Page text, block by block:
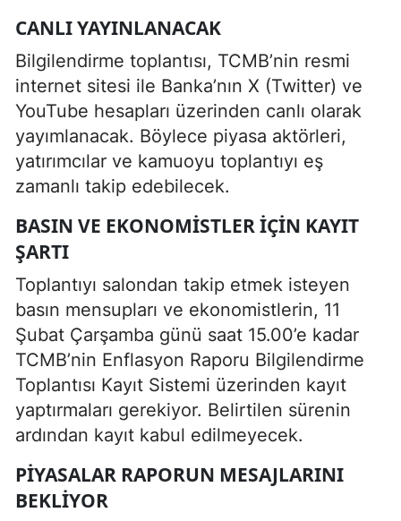
CANLI YAYINLANACAK
Bilgilendirme toplantısı, TCMB’nin resmi
internet sitesi ile Banka’nın X (Twitter) ve
YouTube hesapları üzerinden canlı olarak
yayımlanacak. Böylece piyasa aktörleri,
yatırımcılar ve kamuoyu toplantıyı eş
zamanlı takip edebilecek.
BASIN VE EKONOMISTLER İÇIN KAYIT
ŞARTI
Toplantıyı salondan takip etmek isteyen
basın mensupları ve ekonomistlerin, 11
Şubat Çarşamba günü saat 15.00’e kadar
TCMB’nin Enflasyon Raporu Bilgilendirme
Toplantısı Kayıt Sistemi üzerinden kayıt
yaptırmaları gerekiyor. Belirtilen sürenin
ardından kayıt kabul edilmeyecek.
PIYASALAR RAPORUN MESAJLARINI
BEKLIYOR